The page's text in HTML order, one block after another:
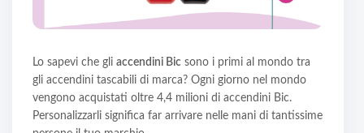
Lo sapevi che gli accendini Bic sono i primi al mondo tra
gli accendini tascabili di marca? Ogni giorno nel mondo
vengono acquistati oltre 4,4 milioni di accendini Bic.
Personalizzarli significa far arrivare nelle mani di tantissime